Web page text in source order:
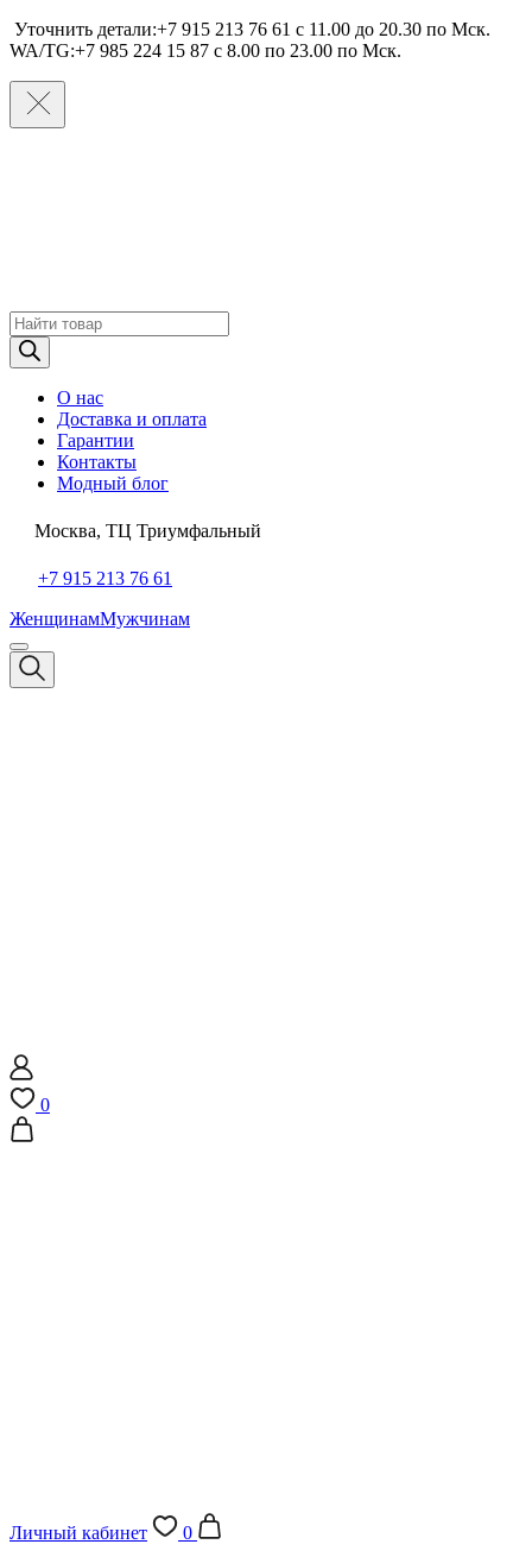
Уточнить детали:+7 915 213 76 61 c 11.00 до 20.30 по Мcк.
WA/TG:+7 985 224 15 87 c 8.00 по 23.00 по Мcк.
Поиск
товаров
О нас
Доставка и оплата
Гарантии
Контакты
Модный блог
Москва, ТЦ Триумфальный
+7 915 213 76 61
ЖенщинамМужчинам
0
Личный кабинет
0